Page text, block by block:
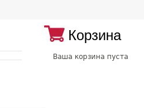
Корзина
Ваша корзина пуста